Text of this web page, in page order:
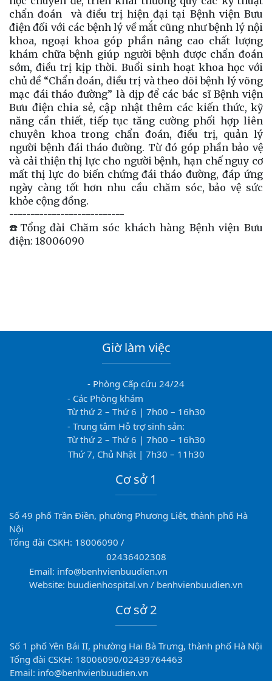
chẩn đoán và điều trị hiện đại tại Bệnh viện Bưu
điện đối với các bệnh lý về mắt cũng như bệnh lý nội
khoa, ngoại khoa góp phần nâng cao chất lượng
khám chữa bệnh giúp người bệnh được chẩn đoán
sớm, điều trị kịp thời. Buổi sinh hoạt khoa học với
chủ đề “Chẩn đoán, điều trị và theo dõi bệnh lý võng
mạc đái tháo đường” là dịp để các bác sĩ Bệnh viện
Bưu điện chia sẻ, cập nhật thêm các kiến thức, kỹ
năng cần thiết, tiếp tục tăng cường phối hợp liên
chuyên khoa trong chẩn đoán, điều trị, quản lý
người bệnh đái tháo đường. Từ đó góp phần bảo vệ
và cải thiện thị lực cho người bệnh, hạn chế nguy cơ
mất thị lực do biến chứng đái tháo đường, đáp ứng
ngày càng tốt hơn nhu cầu chăm sóc, bảo vệ sức
khỏe cộng đồng.
---------------------------
☎️Tổng đài Chăm sóc khách hàng Bệnh viện Bưu
điện: 18006090
Giờ làm việc
- Phòng Cấp cứu 24/24
- Các Phòng khám
Từ thứ 2 – Thứ 6 | 7h00 – 16h30
- Trung tâm Hỗ trợ sinh sản:
Từ thứ 2 – Thứ 6 | 7h00 – 16h30
Thứ 7, Chủ Nhật | 7h30 – 11h30
Cơ sở 1
Số 49 phố Trần Điền, phường Phương Liệt, thành phố Hà
Nội
Tổng đài CSKH: 18006090 /
02436402308
Email: info@benhvienbuudien.vn
Website: buudienhospital.vn / benhvienbuudien.vn
Cơ sở 2
Số 1 phố Yên Bái II, phường Hai Bà Trưng, thành phố Hà Nội
Tổng đài CSKH: 18006090/02439764463
Email: info@benhvienbuudien.vn